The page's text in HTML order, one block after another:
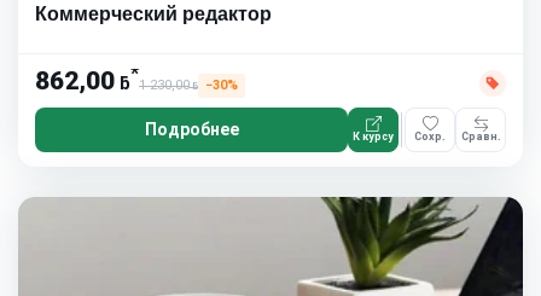
Коммерческий редактор
862,00 ƃ*
1 230,00ƃ −30%
Подробнее К курсу Сохр. Сравн.